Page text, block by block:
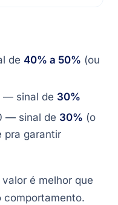
de 40% a 50% (ou
— sinal de 30%
— sinal de 30% (o
pra garantir
é melhor que
comportamento.